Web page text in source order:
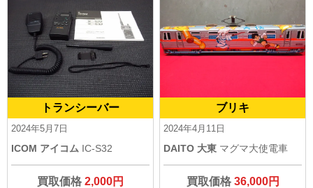
トランシーバー
2024年5月7日
ICOM アイコム IC-S32
買取価格 2,000円
ブリキ
2024年4月11日
DAITO 大東 マグマ大使電車
買取価格 36,000円